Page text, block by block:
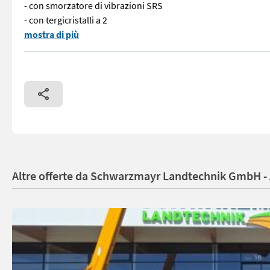
- con smorzatore di vibrazioni SRS
- con tergicristalli a 2
N. 73318 Caricatore telescopico JCB 532060 Agri Super -
mostra di più
Altre offerte da Schwarzmayr Landtechnik GmbH